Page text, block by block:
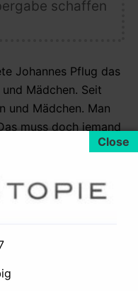
schaffen
Johannes Pflug das
Mädchen. Seit
und Mädchen. Man
muss doch jemand
allerdings
ist viel zu